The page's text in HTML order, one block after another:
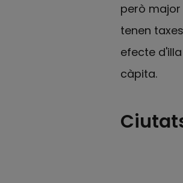
però
tenen
efecte
càpita.